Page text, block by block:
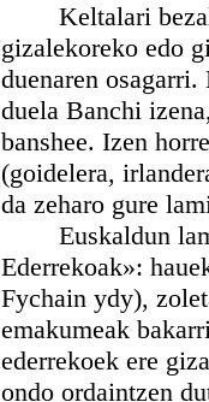
Keltalari bezala,
gizalekoreko edo
duenaren
duela Banchi
banshee. Izen
(goidelera,
da zeharo gure
Euskaldun
Ederrekoak»:
Fychain ydy),
emakumeak
ederrekoek ere
ondo ordaintzen